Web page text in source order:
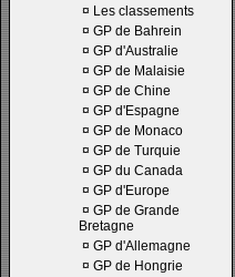
¤ Les classements
¤ GP de Bahrein
¤ GP d'Australie
¤ GP de Malaisie
¤ GP de Chine
¤ GP d'Espagne
¤ GP de Monaco
¤ GP de Turquie
¤ GP du Canada
¤ GP d'Europe
¤ GP de Grande
Bretagne
¤ GP d'Allemagne
¤ GP de Hongrie